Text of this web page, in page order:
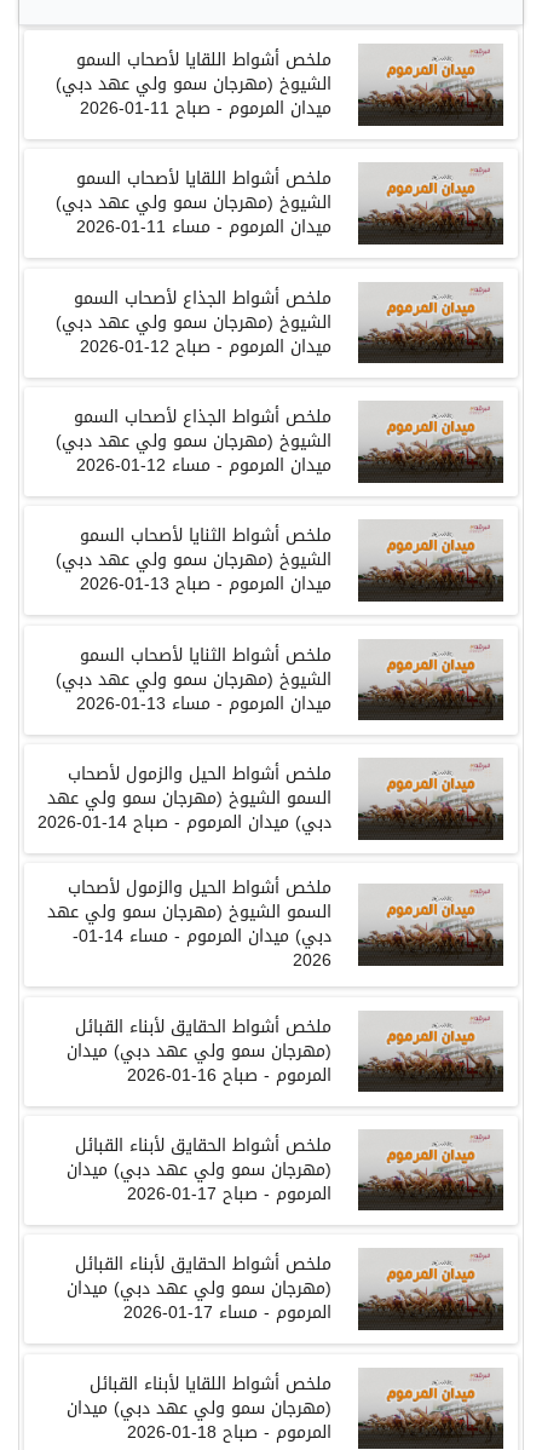
ملخص أشواط اللقايا لأصحاب السمو
الشيوخ (مهرجان سمو ولي عهد دبي)
ميدان المرموم -صباح11-01-2026
ملخص أشواط اللقايا لأصحاب السمو
الشيوخ (مهرجان سمو ولي عهد دبي)
ميدان المرموم -مساء 11-01-2026
ملخص أشواط الجذاع لأصحاب السمو
الشيوخ (مهرجان سمو ولي عهد دبي)
ميدان المرموم -صباح 12-01-2026
ملخص أشواط الجذاع لأصحاب السمو
الشيوخ (مهرجان سمو ولي عهد دبي)
ميدان المرموم -مساء 12-01-2026
ملخص أشواط الثنايا لأصحاب السمو
الشيوخ (مهرجان سمو ولي عهد دبي)
ميدان المرموم -صباح 13-01-2026
ملخص أشواط الثنايا لأصحاب السمو
الشيوخ (مهرجان سمو ولي عهد دبي)
ميدان المرموم -مساء 13-01-2026
ملخص أشواط الحيل والزمول لأصحاب
السمو الشيوخ (مهرجان سمو ولي عهد
دبي)ميدان المرموم -صباح14-01-2026
ملخص أشواط الحيل والزمول لأصحاب
السمو الشيوخ (مهرجان سمو ولي عهد
دبي)ميدان المرموم -مساء 14-01-
2026
ملخص أشواط الحقايق لأبناء القبائل
(مهرجان سمو ولي عهددبي) ميدان
المرموم - صباح16-01-2026
ملخص أشواط الحقايق لأبناء القبائل
(مهرجان سمو ولي عهددبي) ميدان
المرموم - صباح17-01-2026
ملخص أشواط الحقايق لأبناء القبائل
(مهرجان سمو ولي عهددبي) ميدان
المرموم - مساء
ملخص أشواط اللقايا لأبناء القبائل
(مهرجان سمو ولي عهددبي) ميدان
المرموم - صباح18-01-2026